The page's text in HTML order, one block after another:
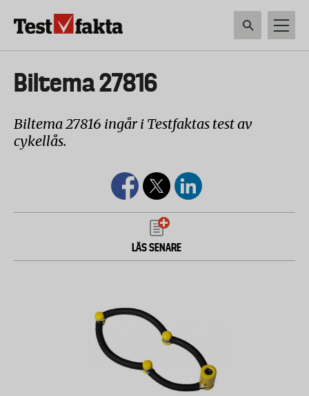
Huvudmeny
ny
Biltema 27816
Biltema 27816 ingår i Testfaktas test av
cykellås.
LÄS SENARE